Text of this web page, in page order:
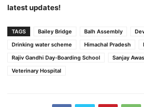
latest updates!
TAGS Bailey Bridge Balh Assembly
Drinking water scheme
Himachal Pradesh
Rajiv Gandhi Day-Boarding School
Sanjay
Veterinary Hospital